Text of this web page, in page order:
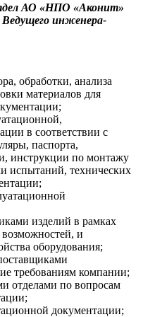
АО «НПО «Аконит»
Ведущего инженера-
обработки, анализа
материалов для
в соответствии с
паспорта,
инструкции по монтажу
испытаний, технических
изделий в рамках
и
оборудования;
требованиям компании;
отделами по вопросам
документации;